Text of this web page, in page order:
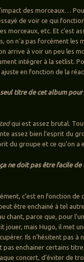
des morceaux…
de voir ce qui
morceaux, etc. Et c’est
on n’a pas forcément les
arrive à voir un peu les
intégrer à la setlist.
en fonction de la
titre de cet album
qui est assez brutal. Tout
assez bien l’esprit du
du groupe et ce qu’on
ne doit pas être facile
c’est en fonction de
être enchainé à tel
parce que, pour
jouer, mais Hugo, il met
Ils n’hésitent pas à
enchainer certains
concert, d’éviter de